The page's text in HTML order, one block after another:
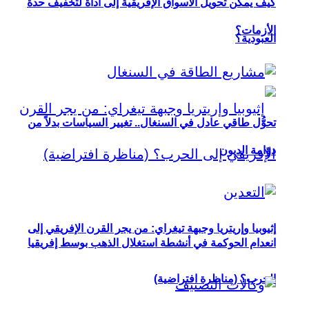
العبودية؟
إثيوبيا وإريتريا وجبهة تيغراي: من يجر القرن الإفريقي إلى
الحرب؟ (مناظرة افتراضية)
كيف يمكن تحويل الأسواق الإفريقية إلى أداة لتخفيف حدة
الأزمات؟
تحوُّل طاقي عادل في السنغال.. تغيير السياسات بدلاً من
دوّامة الديون
انعدام الحوكمة في أنشطة استغلال الذهب بوسط إفريقيا